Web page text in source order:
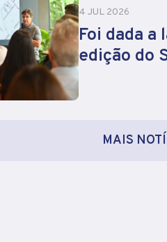
4 JUL 2026
Foi dada a
edição do
MAIS